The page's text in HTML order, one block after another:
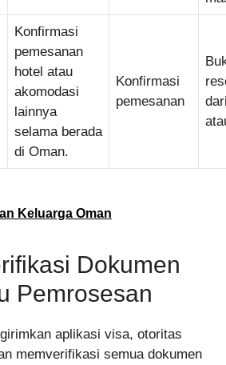
Konfirmasi
pemesanan
hotel atau
akomodasi
lainnya
selama berada
di Oman.
Konfirmasi
pemesanan
Keluarga Oman
Dokumen
Pemrosesan
aplikasi visa, otoritas
memverifikasi semua dokumen